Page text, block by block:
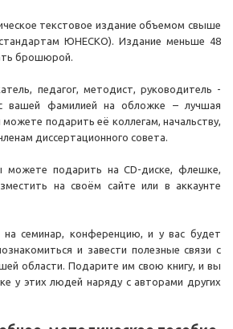
текстовое издание объемом свыше
стандартам ЮНЕСКО). Издание меньше 48
брошюрой.
педагог, методист, руководитель -
вашей фамилией на обложке – лучшая
подарить её коллегам, начальству,
диссертационного совета.
можете подарить на CD-диске, флешке,
на своём сайте или в аккаунте
на семинар, конференцию, и у вас будет
и завести полезные связи с
области. Подарите им свою книгу, и вы
у этих людей наряду с авторами других